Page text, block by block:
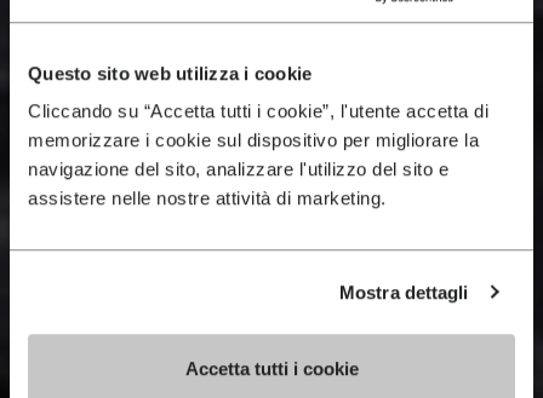
Questo sito web utilizza i cookie
Cliccando su “Accetta tutti i cookie”, l'utente accetta di
memorizzare i cookie sul dispositivo per migliorare la
navigazione del sito, analizzare l'utilizzo del sito e
assistere nelle nostre attività di marketing.
Mostra dettagli
Accetta tutti i cookie